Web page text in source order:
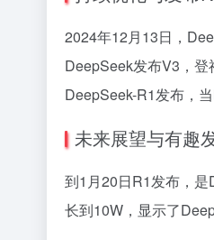
2024年12月13日，
DeepSeek发布V3，
DeepSeek-R1发布，
未来展望与有趣
到1月20日R1发布，
长到10W，显示了